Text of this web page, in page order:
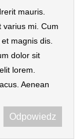
mauris.
varius mi. Cum
magnis dis.
dolor sit
lorem.
Aenean
Odpowiedz